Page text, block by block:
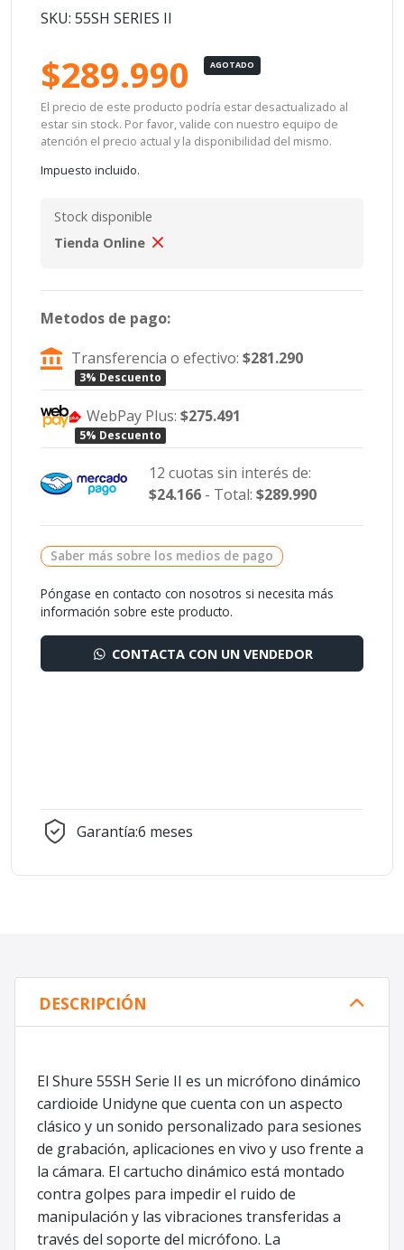
SKU: 55SH SERIES II
$289.990 AGOTADO
El precio de este producto podría estar desactualizado al
estar sin stock. Por favor, valide con nuestro equipo de
atención el precio actual y la disponibilidad del mismo.
Impuesto incluido.
Stock disponible
Tienda Online
Metodos de pago:
Transferencia o efectivo:$281.290
3% Descuento
WebPay Plus:$275.491
5% Descuento
12 cuotas sin interés de:
$24.166- Total: $289.990
Saber más sobre los medios de pago
Póngase en contacto con nosotros si necesita más
información sobre este producto.
CONTACTA CON UN VENDEDOR
Garantía:6 meses
DESCRIPCIÓN
El Shure 55SH Serie II es un micrófono dinámico
cardioide Unidyne que cuenta con un aspecto
clásico y un sonido personalizado para sesiones
de grabación, aplicaciones en vivo y uso frente a
la cámara. El cartucho dinámico está montado
contra golpes para impedir el ruido de
manipulación y las vibraciones transferidas a
través del soporte del micrófono. La